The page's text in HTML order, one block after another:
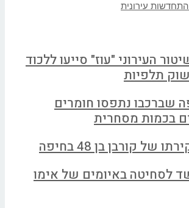
העירוני "עוז" סייעו ללכוד
תלפיות
שברכבו נתפסו חומרים
בכמות מסחרית
של קורבן בן 48 בחיפה
בחשד לסחיטה באיומים של אימו